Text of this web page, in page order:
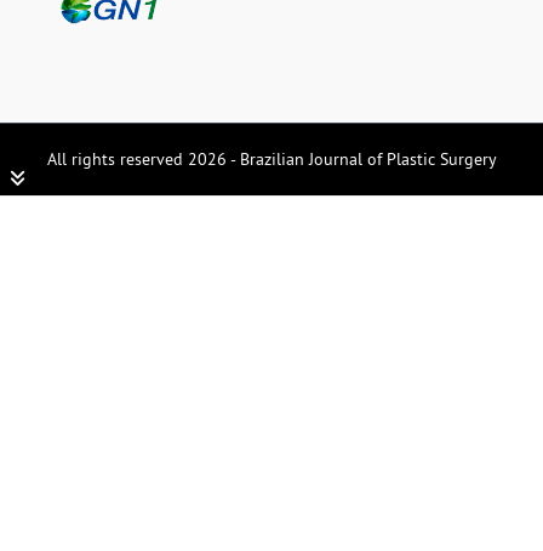
All rights reserved 2026 - Brazilian Journal of Plastic Surgery